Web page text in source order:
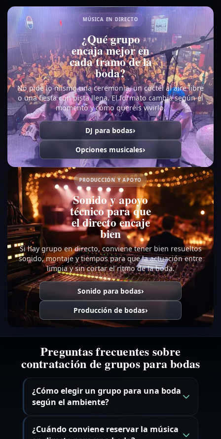
MÚSICA EN DIRECTO
¿Qué grupo
encaja mejor en
cada tramo de la
boda?
No pide lo mismo una ceremonia, un cóctel al aire libre
o una fiesta con pista llena. El formato cambia según el
momento y cómo queréis vivirlo.
DJ para bodas
Opciones musicales
PRODUCCIÓN Y APOYO
Sonido y apoyo
técnico para que
el directo encaje
bien
Si hay grupo en directo, conviene tener bien resueltos
sonido, montaje y tiempos para que la actuación entre
limpia y sin cortar el ritmo de la boda.
Sonido para bodas
Producción de bodas
Preguntas frecuentes sobre
contratación de grupos para bodas
¿Cómo elegir un grupo para una boda
según el ambiente?
¿Cuándo conviene reservar la música